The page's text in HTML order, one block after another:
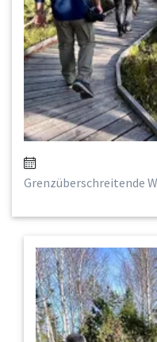
Grenzüberschreitende